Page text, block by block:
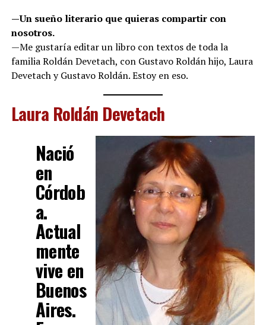
—Un sueño literario que quieras compartir con
nosotros.
—Me gustaría editar un libro con textos de toda la
familia Roldán Devetach, con Gustavo Roldán hijo, Laura
Devetach y Gustavo Roldán. Estoy en eso.
Laura Roldán Devetach
Nació
en
Córdob
a.
Actual
mente
vive en
Buenos
Aires.